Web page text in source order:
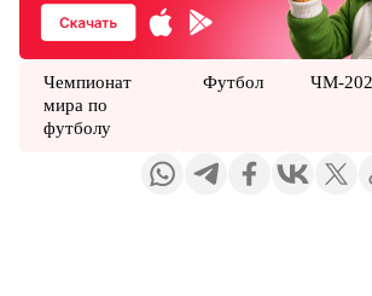
Чемпионат
мира по
футболу
Футбол ЧМ-